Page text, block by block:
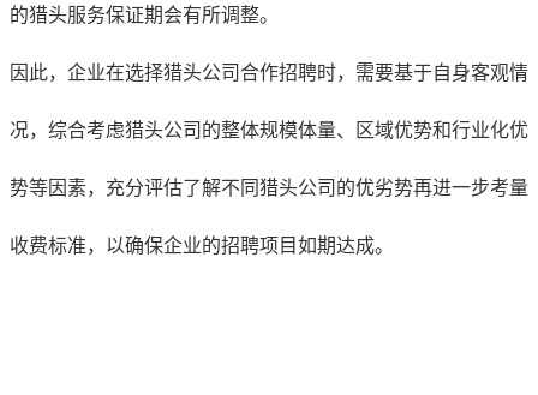
的猎头服务保证期会有所调整。
因此，企业在选择猎头公司合作招聘时，需要基于自身客观情
况，综合考虑猎头公司的整体规模体量、区域优势和行业化优
势等因素，充分评估了解不同猎头公司的优劣势再进一步考量
收费标准，以确保企业的招聘项目如期达成。